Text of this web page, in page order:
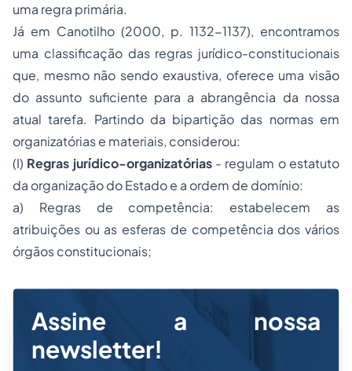
uma regra primária.
Já em Canotilho (2000, p. 1132-1137), encontramos
uma classificação das regras jurídico-constitucionais
que, mesmo não sendo exaustiva, oferece uma visão
do assunto suficiente para a abrangência da nossa
atual tarefa. Partindo da bipartição das normas em
organizatórias e materiais, considerou:
(I) Regras jurídico-organizatórias- regulam o estatuto
da organização do Estado e a ordem de domínio:
a) Regras de competência: estabelecem as
atribuições ou as esferas de competência dos vários
órgãos constitucionais;
Assine a nossa
newsletter!